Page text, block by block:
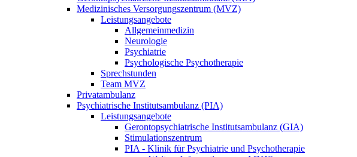
Medizinisches Versorgungszentrum (MVZ)
Leistungsangebote
Allgemeinmedizin
Neurologie
Psychiatrie
Psychologische Psychotherapie
Sprechstunden
Team MVZ
Privatambulanz
Psychiatrische Institutsambulanz (PIA)
Leistungsangebote
Gerontopsychiatrische Institutsambulanz (GIA)
Stimulationszentrum
PIA - Klinik für Psychiatrie und Psychotherapie